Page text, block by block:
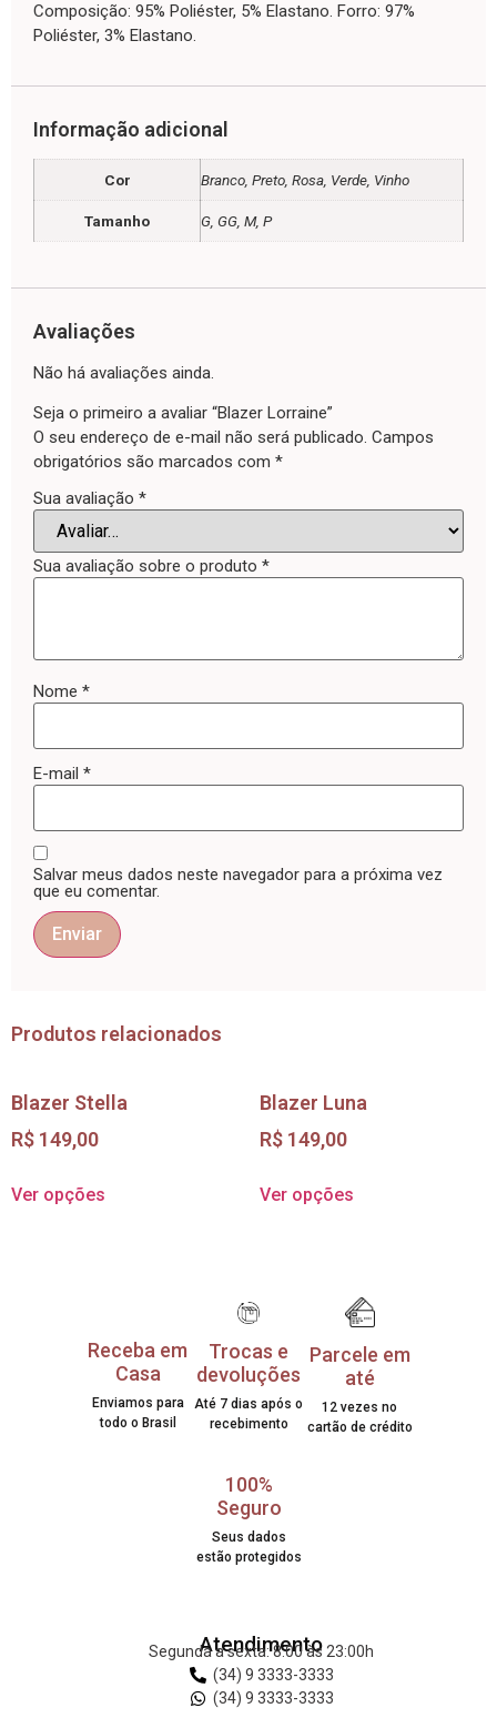
Composição: 95% Poliéster, 5% Elastano. Forro: 97%
Poliéster, 3% Elastano.
Informação adicional
Cor Branco, Preto, Rosa, Verde, Vinho
Tamanho G, GG, M, P
Avaliações
Não há avaliações ainda.
Seja o primeiro a avaliar “Blazer Lorraine”
O seu endereço de e-mail não será publicado. Campos
obrigatórios são marcados com *
Sua avaliação *
Sua avaliação sobre o produto *
Nome *
E-mail *
Salvar meus dados neste navegador para a próxima vez
que eu comentar.
Produtos relacionados
Blazer Stella
R$ 149,00
Ver opções
Blazer Luna
R$ 149,00
Ver opções
Receba em
Casa
Enviamos para
todo o Brasil
Trocas e
devoluções
Até 7 dias após o
recebimento
Parcele em
até
12 vezes no
cartão de crédito
100%
Seguro
Seus dados
estão protegidos
Atendimento
Segunda a sexta: 8:00 às 23:00h
(34) 9 3333-3333
(34) 9 3333-3333